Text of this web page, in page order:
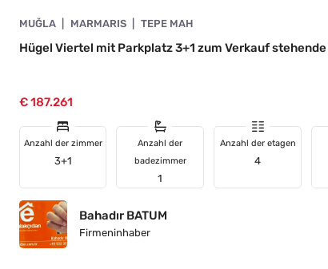
MUĞLA MARMARIS TEPE MAH
Hügel Viertel mit Parkplatz 3+1 zum Verkauf stehende
€ 187.261
Anzahl der zimmer
3+1
Anzahl der
badezimmer
1
Anzahl der etagen
4
Bahadır BATUM
Firmeninhaber